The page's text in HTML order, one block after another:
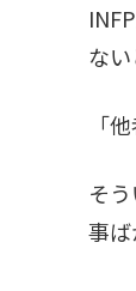
ない
「
そ
事ば